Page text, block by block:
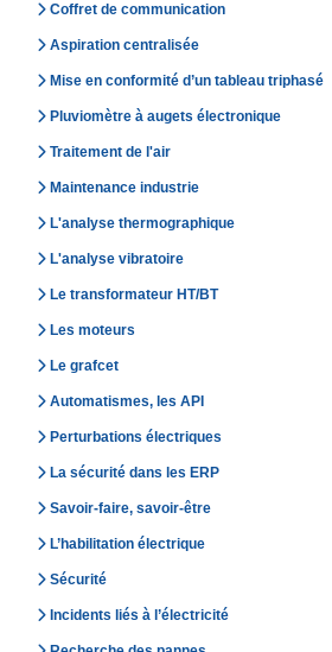
Coffret de communication
Aspiration centralisée
Mise en conformité d’un tableau triphasé
Pluviomètre à augets électronique
Traitement de l'air
Maintenance industrie
L'analyse thermographique
L'analyse vibratoire
Le transformateur HT/BT
Les moteurs
Le grafcet
Automatismes, les API
Perturbations électriques
La sécurité dans les ERP
Savoir-faire, savoir-être
L’habilitation électrique
Sécurité
Incidents liés à l’électricité